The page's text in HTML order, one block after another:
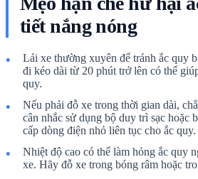
tiết nắng nóng
Lái xe thường xuyên để tránh ắc quy
đi kéo dài từ 20 phút trở lên có thể
quy.
Nếu phải đỗ xe trong thời gian dài,
cân nhắc sử dụng bộ duy trì sạc hoặc
cấp dòng điện nhỏ liên tục cho ắc quy.
Nhiệt độ cao có thể làm hỏng ắc quy
xe. Hãy đỗ xe trong bóng râm hoặc